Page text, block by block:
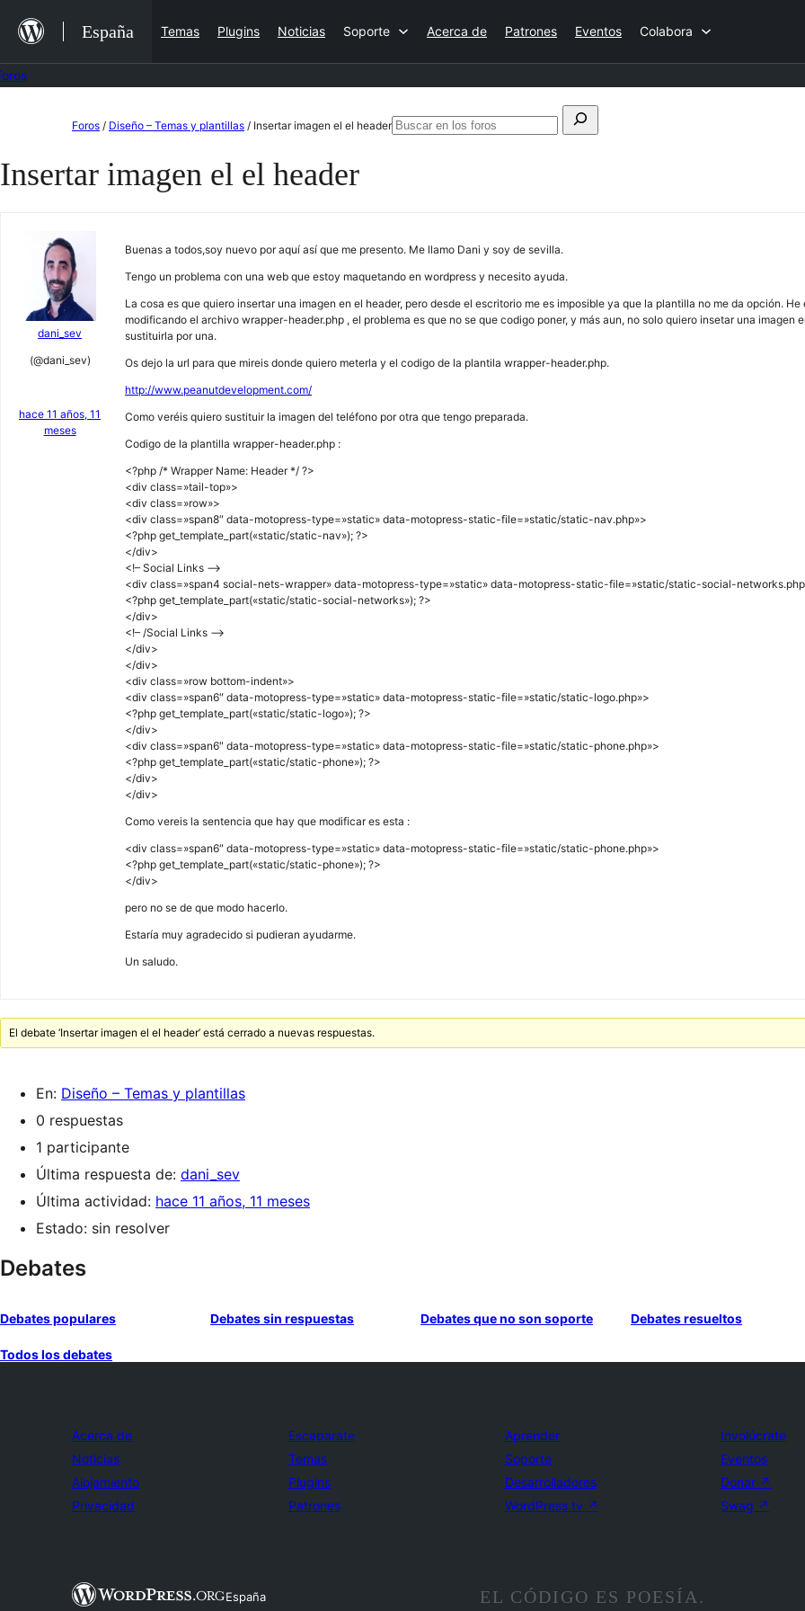
contenido
España Temas Plugins Noticias Soporte Acerca de Patrones Eventos Colabora
contenido
Foros / Diseño – Temas y plantillas / Insertar imagen el el headerBuscar:
Buscar
Insertar imagen el el header
dani_sev
(@dani_sev)
hace 11 años, 11
meses
Buenas a todos,soy nuevo por aquí así que me presento. Me llamo Dani y soy de sevilla.
Tengo un problema con una web que estoy maquetando en wordpress y necesito ayuda.
La cosa es que quiero insertar una imagen en el header, pero desde el escritorio me es imposible ya que la plantilla no me da opción.
modificando el archivo wrapper-header.php , el problema es que no se que codigo poner, y más aun, no solo quiero insetar una imagen
sustituirla por una.
Os dejo la url para que mireis donde quiero meterla y el codigo de la plantila wrapper-header.php.
http://www.peanutdevelopment.com/
Como veréis quiero sustituir la imagen del teléfono por otra que tengo preparada.
Codigo de la plantilla wrapper-header.php :
<?php /* Wrapper Name: Header */ ?>
<div class=»tail-top»>
<div class=»row»>
<div class=»span8″ data-motopress-type=»static» data-motopress-static-file=»static/static-nav.php»>
<?php get_template_part(«static/static-nav»); ?>
</div>
<!– Social Links –>
<div class=»span4 social-nets-wrapper» data-motopress-type=»static» data-motopress-static-file=»static/static-social-
<?php get_template_part(«static/static-social-networks»); ?>
</div>
<!– /Social Links –>
</div>
</div>
<div class=»row bottom-indent»>
<div class=»span6″ data-motopress-type=»static» data-motopress-static-file=»static/static-logo.php»>
<?php get_template_part(«static/static-logo»); ?>
</div>
<div class=»span6″ data-motopress-type=»static» data-motopress-static-file=»static/static-phone.php»>
<?php get_template_part(«static/static-phone»); ?>
</div>
</div>
Como vereis la sentencia que hay que modificar es esta :
<div class=»span6″ data-motopress-type=»static» data-motopress-static-file=»static/static-phone.php»>
<?php get_template_part(«static/static-phone»); ?>
</div>
pero no se de que modo hacerlo.
Estaría muy agradecido si pudieran ayudarme.
Un saludo.
El debate ‘Insertar imagen el el header’ está cerrado a nuevas respuestas.
En: Diseño – Temas y plantillas
0 respuestas
1 participante
Última respuesta de: dani_sev
Última actividad: hace 11 años, 11 meses
Estado: sin resolver
Debates
Debates populares Debates sin respuestas Debates que no son soporte Debates resueltos
Todos los debates
Acerca de
Noticias
Alojamiento
Privacidad
Escaparate
Temas
Plugins
Patrones
Aprender
Soporte
Desarrolladores
WordPress.tv ↗
Involúcrate
Eventos
Donar ↗
Swag ↗
España EL CÓDIGO ES POESÍA.